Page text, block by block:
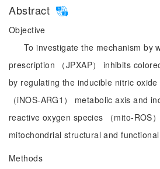
Abstract
Objective
To investigate the mechanism by
prescription （JPXAP） inhibits
by regulating the inducible nitric oxide
（iNOS-ARG1） metabolic axis and
reactive oxygen species （mito-ROS
mitochondrial structural and
Methods